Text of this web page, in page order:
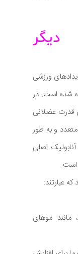
ورزشی
شده است. در
قدرت عضلانی
و به طور
اصلی
است.
عبارتند:
مانند موهای